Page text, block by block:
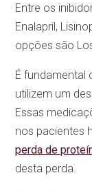
Entre os
Enalapril,
opções são
É
utilizem um
Essas
nos pacientes
perda de
desta perda.